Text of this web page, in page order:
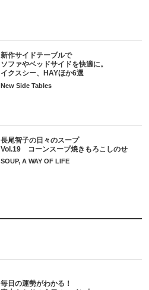
新作サイドテーブルで
ソファやベッドサイドを快適に。
イクスシー、HAYほか6選
New Side Tables
長尾智子の日々のスープ
Vol.19 コーンスープ焼きもろこしのせ
SOUP, A WAY OF LIFE
毎日の運勢がわかる！